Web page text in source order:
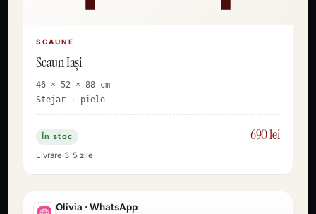
SCAUNE
Scaun Iași
46 × 52 × 88 cm
Stejar + piele
În stoc 690 lei
Livrare 3-5 zile
Olivia · WhatsApp